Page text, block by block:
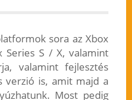
sora az Xbox
Series S / X, valamint
valamint fejlesztés
verzió is, amit majd a
Most pedig